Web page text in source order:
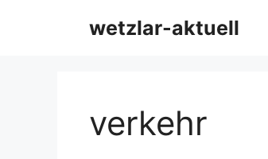
wetzlar-aktuell
verkehr